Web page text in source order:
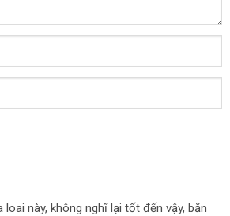
loai này, không nghĩ lại tốt đến vậy, băn